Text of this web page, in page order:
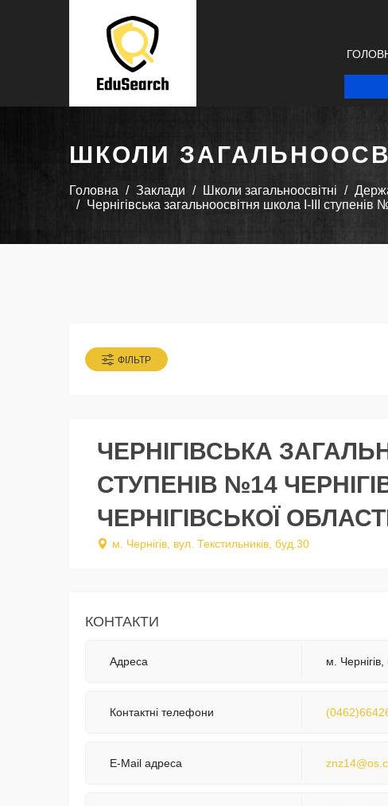
ШКОЛИ
Головна Заклади Школи загальноосвітні
Чернігівська загальноосвітня школа І-ІІІ ступенів
ФІЛЬТР
ЧЕРНІГІВСЬКА
СТУПЕНІВ №14
ЧЕРНІГІВСЬКОЇ
м. Чернігів, вул. Текстильників, буд.30
КОНТАКТИ
Адреса м.
Контактні телефони
E-Mail адреса